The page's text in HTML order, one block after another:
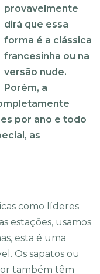
provavelmente
dirá que essa
forma é a clássica
francesinha ou na
versão nude.
Porém, a
por ano e todo
as
como líderes
estações, usamos
esta é uma
Os sapatos ou
também têm